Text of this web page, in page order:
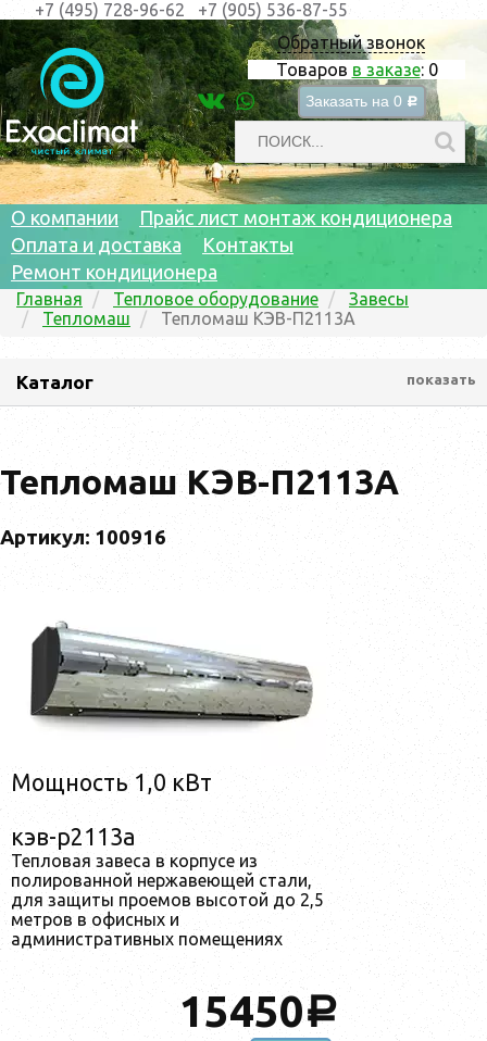
Обратный звонок
Товаров в заказе: 0
Заказать на 0 c
+7 (495) 728-96-62 +7 (905) 536-87-55
О компании
Прайс лист монтаж кондиционера
Оплата и доставка
Контакты
Ремонт кондиционера
Главная Тепловое оборудование
Завесы
Тепломаш
Тепломаш КЭВ-П2113A
Каталог показать
Тепломаш КЭВ-П2113A
Артикул: 100916
Мощность 1,0 кВт
кэв-p2113a
Тепловая завеса в корпусе из
полированной нержавеющей стали,
для защиты проемов высотой до 2,5
метров в офисных и
административных помещениях
15450a